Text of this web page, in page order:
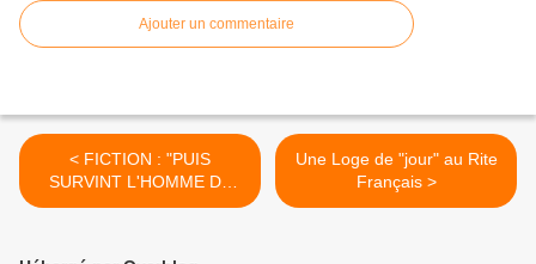
Ajouter un commentaire
< FICTION : "PUIS
SURVINT L'HOMME DE
DÉSIR"
Une Loge de "jour" au Rite
Français >